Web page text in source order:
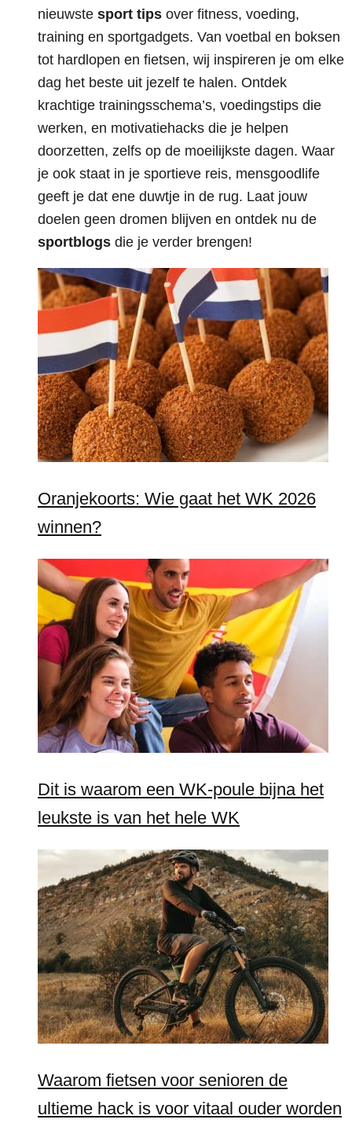
nieuwste sport tips over fitness, voeding,
training en sportgadgets. Van voetbal en boksen
tot hardlopen en fietsen, wij inspireren je om elke
dag het beste uit jezelf te halen. Ontdek
krachtige trainingsschema’s, voedingstips die
werken, en motivatiehacks die je helpen
doorzetten, zelfs op de moeilijkste dagen. Waar
je ook staat in je sportieve reis, mensgoodlife
geeft je dat ene duwtje in de rug. Laat jouw
doelen geen dromen blijven en ontdek nu de
sportblogs die je verder brengen!
Oranjekoorts: Wie gaat het WK 2026
winnen?
Dit is waarom een WK-poule bijna het
leukste is van het hele WK
Waarom fietsen voor senioren de
ultieme hack is voor vitaal ouder worden